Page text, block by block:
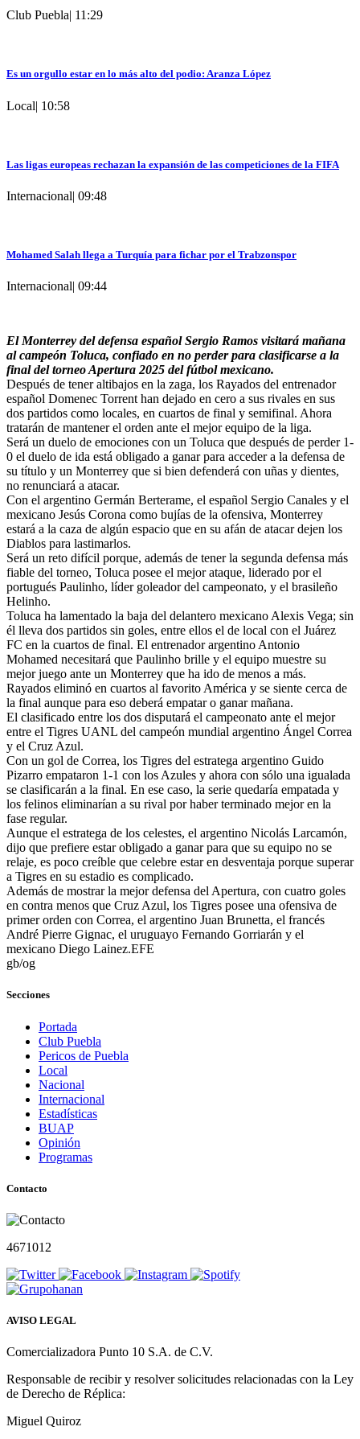
Club Puebla| 11:29
Es un orgullo estar en lo más alto del podio: Aranza López
Local| 10:58
Las ligas europeas rechazan la expansión de las competiciones de la FIFA
Internacional| 09:48
Mohamed Salah llega a Turquía para fichar por el Trabzonspor
Internacional| 09:44
El Monterrey del defensa español Sergio Ramos visitará mañana
al campeón Toluca, confiado en no perder para clasificarse a la
final del torneo Apertura 2025 del fútbol mexicano.
Después de tener altibajos en la zaga, los Rayados del entrenador
español Domenec Torrent han dejado en cero a sus rivales en sus
dos partidos como locales, en cuartos de final y semifinal. Ahora
tratarán de mantener el orden ante el mejor equipo de la liga.
Será un duelo de emociones con un Toluca que después de perder 1-
0 el duelo de ida está obligado a ganar para acceder a la defensa de
su título y un Monterrey que si bien defenderá con uñas y dientes,
no renunciará a atacar.
Con el argentino Germán Berterame, el español Sergio Canales y el
mexicano Jesús Corona como bujías de la ofensiva, Monterrey
estará a la caza de algún espacio que en su afán de atacar dejen los
Diablos para lastimarlos.
Será un reto difícil porque, además de tener la segunda defensa más
fiable del torneo, Toluca posee el mejor ataque, liderado por el
portugués Paulinho, líder goleador del campeonato, y el brasileño
Helinho.
Toluca ha lamentado la baja del delantero mexicano Alexis Vega; sin
él lleva dos partidos sin goles, entre ellos el de local con el Juárez
FC en la cuartos de final. El entrenador argentino Antonio
Mohamed necesitará que Paulinho brille y el equipo muestre su
mejor juego ante un Monterrey que ha ido de menos a más.
Rayados eliminó en cuartos al favorito América y se siente cerca de
la final aunque para eso deberá empatar o ganar mañana.
El clasificado entre los dos disputará el campeonato ante el mejor
entre el Tigres UANL del campeón mundial argentino Ángel Correa
y el Cruz Azul.
Con un gol de Correa, los Tigres del estratega argentino Guido
Pizarro empataron 1-1 con los Azules y ahora con sólo una igualada
se clasificarán a la final. En ese caso, la serie quedaría empatada y
los felinos eliminarían a su rival por haber terminado mejor en la
fase regular.
Aunque el estratega de los celestes, el argentino Nicolás Larcamón,
dijo que prefiere estar obligado a ganar para que su equipo no se
relaje, es poco creíble que celebre estar en desventaja porque superar
a Tigres en su estadio es complicado.
Además de mostrar la mejor defensa del Apertura, con cuatro goles
en contra menos que Cruz Azul, los Tigres posee una ofensiva de
primer orden con Correa, el argentino Juan Brunetta, el francés
André Pierre Gignac, el uruguayo Fernando Gorriarán y el
mexicano Diego Lainez.EFE
gb/og
Secciones
Portada
Club Puebla
Pericos de Puebla
Local
Nacional
Internacional
Estadísticas
BUAP
Opinión
Programas
Contacto
4671012
AVISO LEGAL
Comercializadora Punto 10 S.A. de C.V.
Responsable de recibir y resolver solicitudes relacionadas con la Ley
de Derecho de Réplica:
Miguel Quiroz